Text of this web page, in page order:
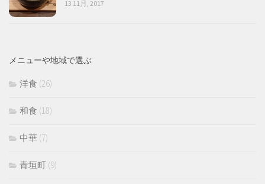
13 11月, 2017
メニューや地域で選ぶ
洋食 (26)
和食 (18)
中華 (7)
青垣町 (9)